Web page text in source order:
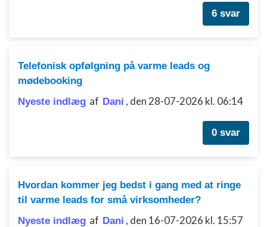
6 svar
Telefonisk opfølgning på varme leads og
mødebooking
Nyeste indlæg af Dani , den 28-07-2026 kl. 06:14
0 svar
Hvordan kommer jeg bedst i gang med at ringe
til varme leads for små virksomheder?
Nyeste indlæg af Dani , den 16-07-2026 kl. 15:57